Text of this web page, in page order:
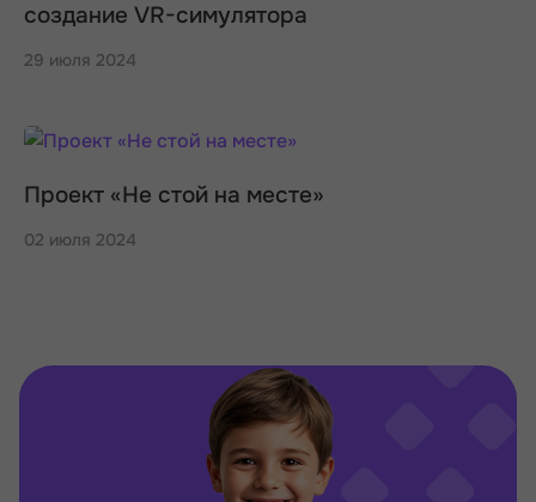
создание VR-симулятора
29 июля 2024
Проект «Не стой на месте»
02 июля 2024